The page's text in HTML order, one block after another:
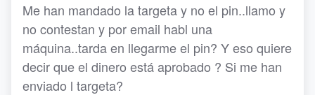
Me han mandado la targeta y no el pin..llamo y
no contestan y por email habl una
máquina..tarda en llegarme el pin? Y eso quiere
decir que el dinero está aprobado ? Si me han
enviado l targeta?